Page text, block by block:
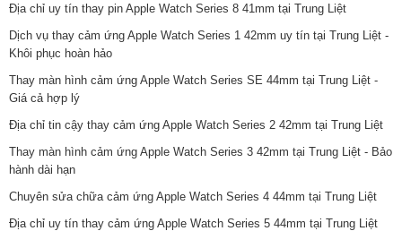
Địa chỉ uy tín thay pin Apple Watch Series 8 41mm tại Trung Liệt
Dịch vụ thay cảm ứng Apple Watch Series 1 42mm uy tín tại Trung Liệt -
Khôi phục hoàn hảo
Thay màn hình cảm ứng Apple Watch Series SE 44mm tại Trung Liệt -
Giá cả hợp lý
Địa chỉ tin cậy thay cảm ứng Apple Watch Series 2 42mm tại Trung Liệt
Thay màn hình cảm ứng Apple Watch Series 3 42mm tại Trung Liệt - Bảo
hành dài hạn
Chuyên sửa chữa cảm ứng Apple Watch Series 4 44mm tại Trung Liệt
Địa chỉ uy tín thay cảm ứng Apple Watch Series 5 44mm tại Trung Liệt